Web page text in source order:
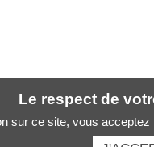
Le respect de
sur ce site, vous